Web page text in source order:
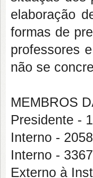
elaboração
formas de
professores
não se
MEMBROS
Presidente -
Interno -
Interno -
Externo à